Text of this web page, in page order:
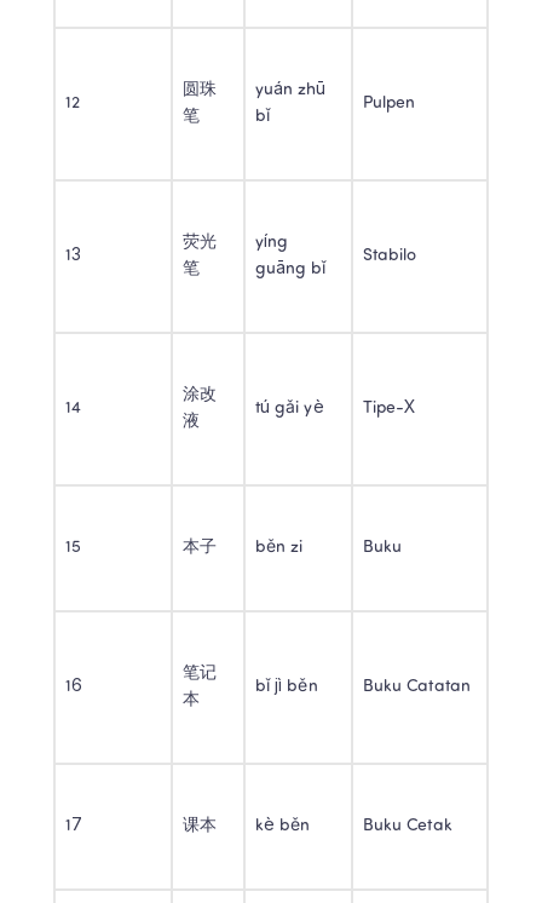
12
圆珠
笔
yuán zhū
bǐ
Pulpen
13
荧光
笔
yíng
guāng bǐ
Stabilo
14
涂改
液
tú gǎi yè Tipe-X
15 本子 běn zi Buku
16
笔记
本
bǐ jì běn Buku Catatan
17 课本 kè běn Buku Cetak